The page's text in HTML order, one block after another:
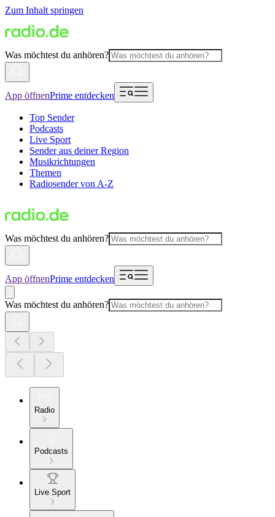
Zum Inhalt springen
Was möchtest du anhören?
App öffnenPrime entdecken
Top Sender
Podcasts
Live Sport
Sender aus deiner Region
Musikrichtungen
Themen
Radiosender von A-Z
Was möchtest du anhören?
App öffnenPrime entdecken
Was möchtest du anhören?
Radio
Podcasts
Live Sport